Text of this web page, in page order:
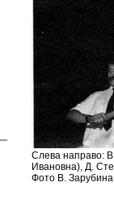
Слева направо:
Ивановна), Д.
Фото В. Зарубина